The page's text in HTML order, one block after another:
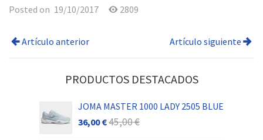
Posted on 19/10/2017 2809
Artículo anterior Artículo siguiente
PRODUCTOS DESTACADOS
JOMA MASTER 1000 LADY 2505 BLUE
36,00 €45,00 €